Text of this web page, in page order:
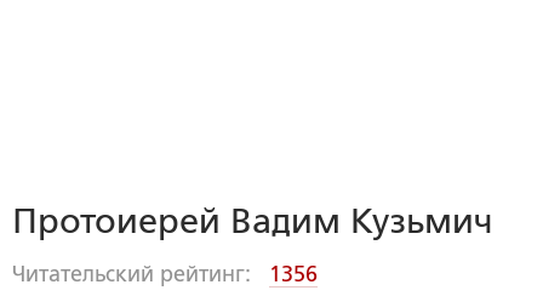
Протоиерей Вадим Кузьмич
Читательский рейтинг: 1356